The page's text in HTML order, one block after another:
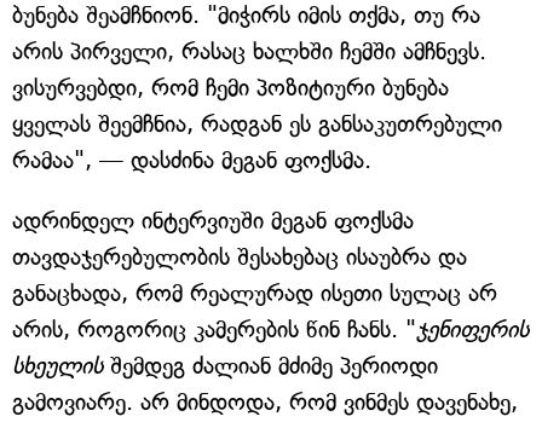
ბუნება შეამჩნიონ. "მიჭირს იმის თქმა, თუ რა
არის პირველი, რასაც ხალხში ჩემში ამჩნევს.
ვისურვებდი, რომ ჩემი პოზიტიური ბუნება
ყველას შეემჩნია, რადგან ეს განსაკუთრებული
რამაა", — დასძინა მეგან ფოქსმა.
ადრინდელ ინტერვიუში მეგან ფოქსმა
თავდაჯერებულობის შესახებაც ისაუბრა და
განაცხადა, რომ რეალურად ისეთი სულაც არ
არის, როგორიც კამერების წინ ჩანს. "ჯენიფერის
სხეულისშემდეგ ძალიან მძიმე პერიოდი
გამოვიარე. არ მინდოდა, რომ ვინმეს დავენახე,